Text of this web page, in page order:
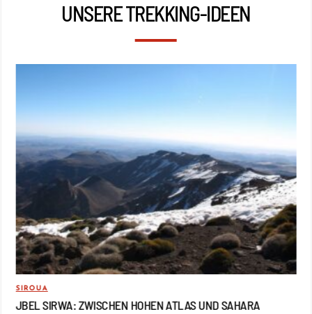
UNSERE TREKKING-IDEEN
SIROUA
JBEL SIRWA: ZWISCHEN HOHEN ATLAS UND SAHARA